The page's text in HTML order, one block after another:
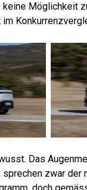
Möglichkeit
Das
zwar der